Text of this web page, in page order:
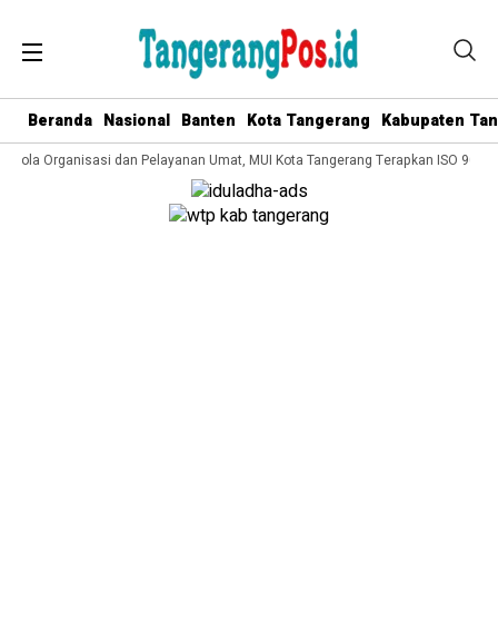
Beranda Nasional Banten Kota Tangerang Kabupaten
Organisasi dan Pelayanan Umat, MUI Kota Tangerang Terapkan ISO